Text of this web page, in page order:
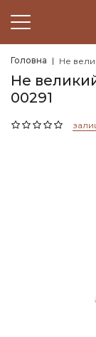
Головна Не
Не
00291